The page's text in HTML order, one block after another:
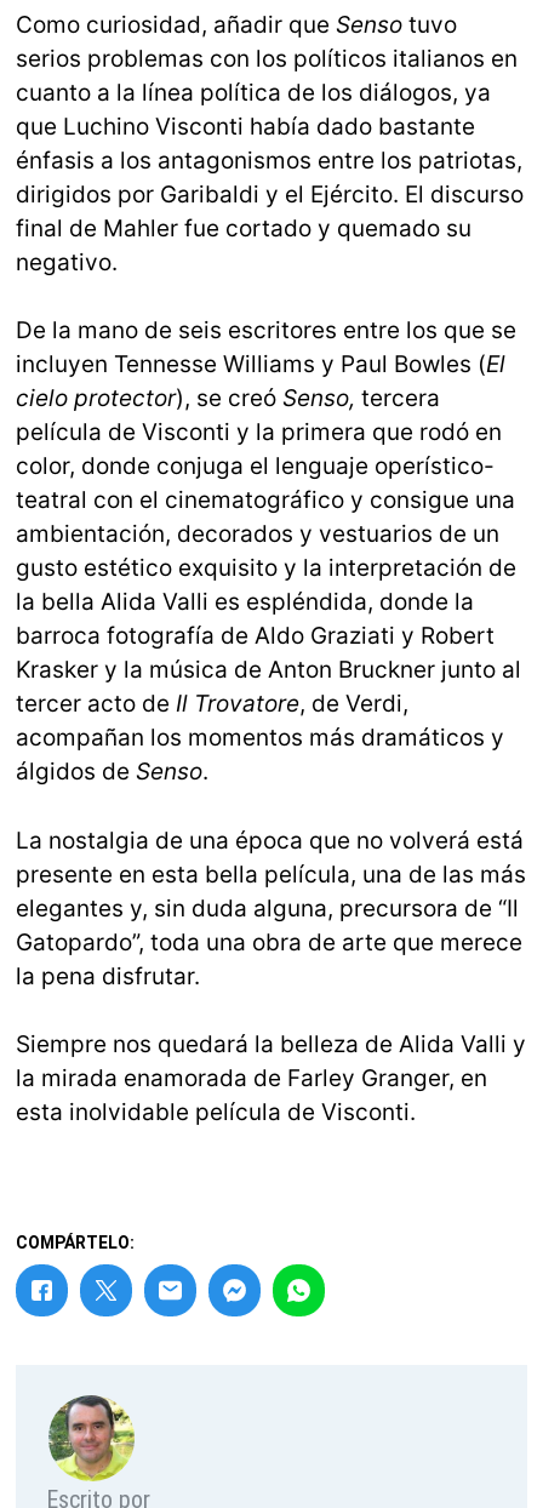
Como curiosidad, añadir queSensotuvo
serios problemas con los políticos italianos en
cuanto a la línea política de los diálogos, ya
que Luchino Visconti había dado bastante
énfasis a los antagonismos entre los patriotas,
dirigidos por Garibaldi y el Ejército. El discurso
final de Mahler fue cortado y quemado su
negativo.
De la mano de seis escritores entre los que se
incluyen Tennesse Williams y Paul Bowles (El
cielo protector), se creóSenso, tercera
película de Visconti y la primera que rodó en
color, donde conjuga el lenguaje operístico-
teatral con el cinematográfico y consigue una
ambientación, decorados y vestuarios de un
gusto estético exquisito y la interpretación de
la bella Alida Valli es espléndida, donde la
barroca fotografía de Aldo Graziati y Robert
Krasker y la música de Anton Bruckner junto al
tercer acto deIl Trovatore, de Verdi,
acompañan los momentos más dramáticos y
álgidos deSenso.
La nostalgia de una época que no volverá está
presente en esta bella película, una de las más
elegantes y, sin duda alguna, precursora de “Il
Gatopardo”, toda una obra de arte que merece
la pena disfrutar.
Siempre nos quedará la belleza de Alida Valli y
la mirada enamorada de Farley Granger, en
esta inolvidable película de Visconti.
COMPÁRTELO:
Escrito por